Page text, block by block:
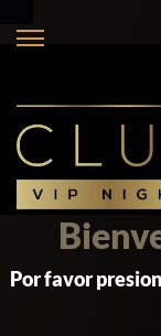
Por favor